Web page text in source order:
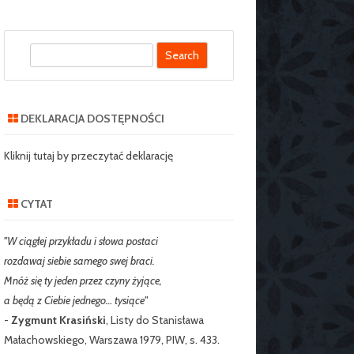
NR 2 W
DEKLARACJA DOSTĘPNOŚCI
Kliknij tutaj by przeczytać deklarację
CYTAT
"W ciągłej przykładu i słowa postaci
rozdawaj siebie samego swej braci.
Mnóż się ty jeden przez czyny żyjące,
a będą z Ciebie jednego… tysiące"
- Zygmunt Krasiński, Listy do Stanisława
Małachowskiego, Warszawa 1979, PIW, s. 433.